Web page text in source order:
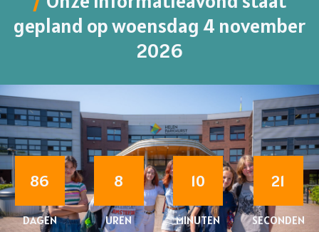
gepland op woensdag 4 november
2026
86
DAGEN
8
UREN
10
MINUTEN
21
SECONDEN